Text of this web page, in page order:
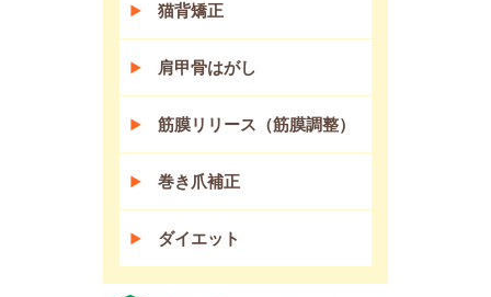
猫背矯正
肩甲骨はがし
筋膜リリース（筋膜調整）
巻き爪補正
ダイエット